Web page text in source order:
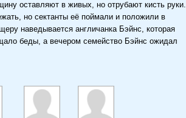
оставляют в живых, но отрубают кисть руки.
но сектанты её поймали и положили в
наведывается англичанка Бэйнс, которая
беды, а вечером семейство Бэйнс ожидал